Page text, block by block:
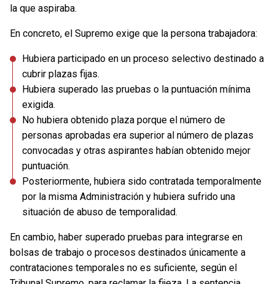
la que aspiraba.
En concreto, el Supremo exige que la persona trabajadora:
Hubiera participado en un proceso selectivo destinado a
cubrir plazas fijas.
Hubiera superado las pruebas o la puntuación mínima
exigida.
No hubiera obtenido plaza porque el número de
personas aprobadas era superior al número de plazas
convocadas y otras aspirantes habían obtenido mejor
puntuación.
Posteriormente, hubiera sido contratada temporalmente
por la misma Administración y hubiera sufrido una
situación de abuso de temporalidad.
En cambio, haber superado pruebas para integrarse en
bolsas de trabajo o procesos destinados únicamente a
contrataciones temporales no es suficiente, según el